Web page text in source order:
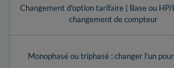
Changement d'option tarifaire ( Base ou HP/
changement de compteur
Monophasé ou triphasé : changer l'un